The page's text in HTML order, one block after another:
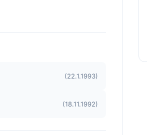
(22.1.1993)
(18.11.1992)